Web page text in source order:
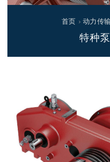
万向传动轴
特殊应用齿轮变速箱
齿轮泵和马达
开路式轴向柱塞泵
Motori elettrici brushless -
径向活塞电机
专为 Bondioli & Pavesi 制
联轴器系统
首页 › 动力传
特种